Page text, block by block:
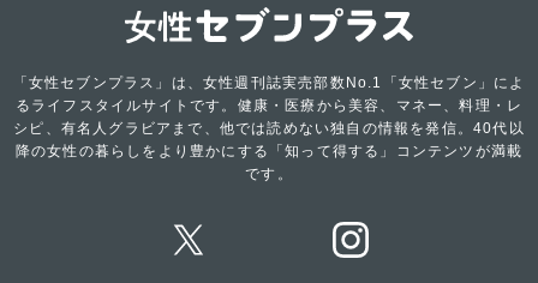
「女性セブンプラス」は、女性週刊誌実売部数No.1「女性セブン」によ
るライフスタイルサイトです。健康・医療から美容、マネー、料理・レ
シピ、有名人グラビアまで、他では読めない独自の情報を発信。40代以
降の女性の暮らしをより豊かにする「知って得する」コンテンツが満載
です。